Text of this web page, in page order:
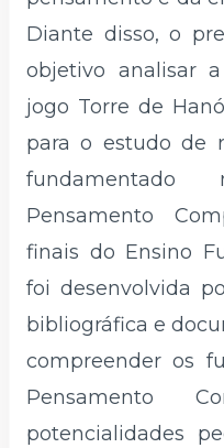
Diante disso, o
objetivo analisar
jogo Torre de
para o estudo de
Pensamento
finais do Ensino
foi desenvolvida
bibliográfica e
compreender os
Pensamento
potencialidades